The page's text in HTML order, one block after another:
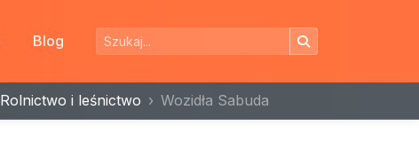
Blog
Rolnictwo i leśnictwo Wozidła Sabuda